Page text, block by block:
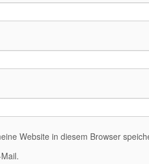
Website in diesem Browser